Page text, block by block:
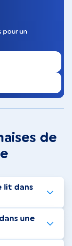
pour un
de
lit dans
une